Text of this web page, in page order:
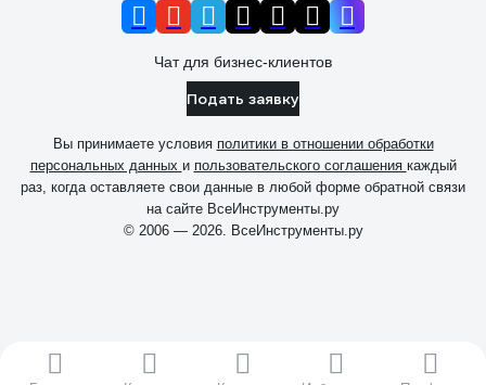
Чат для бизнес-клиентов
Подать заявку
Вы принимаете условия политики в отношении обработки
персональных данных и пользовательского соглашения каждый
раз, когда оставляете свои данные в любой форме обратной связи
на сайте ВсеИнструменты.ру
© 2006 — 2026. ВсеИнструменты.ру